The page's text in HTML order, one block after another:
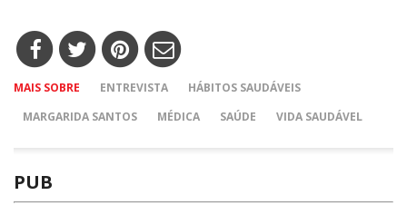
MAIS SOBRE ENTREVISTA
HÁBITOS SAUDÁVEIS
MARGARIDA SANTOS
MÉDICA SAÚDE VIDA SAUDÁVEL
PUB